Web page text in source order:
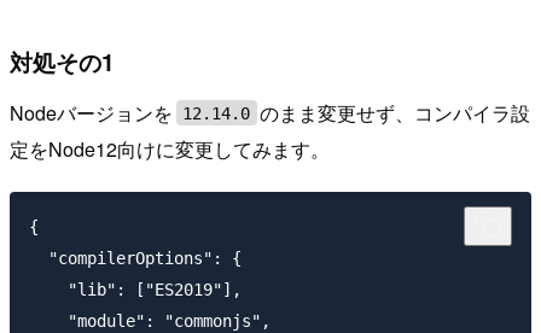
対処その1
Nodeバージョンを 12.14.0 のまま変更せず、コンパイラ設
定をNode12向けに変更してみます。
{
  "compilerOptions": {
    "lib": ["ES2019"],
    "module": "commonjs",